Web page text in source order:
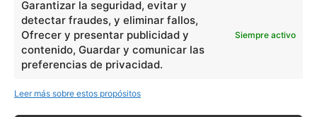
Garantizar la seguridad, evitar y
detectar fraudes, y eliminar fallos,
Ofrecer y presentar publicidad y
contenido, Guardar y comunicar las
preferencias de privacidad.
Siempre activo
Leer más sobre estos propósitos